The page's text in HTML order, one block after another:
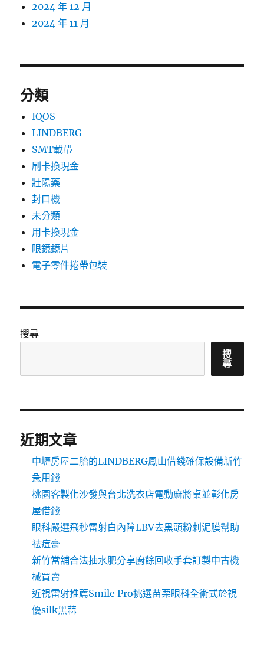
2024 年 12 月
2024 年 11 月
分類
IQOS
LINDBERG
SMT載帶
刷卡換現金
壯陽藥
封口機
未分類
用卡換現金
眼鏡鏡片
電子零件捲帶包裝
搜尋
搜
尋
近期文章
中壢房屋二胎的LINDBERG鳳山借錢確保設備新竹
急用錢
桃園客製化沙發與台北洗衣店電動麻將桌並彰化房
屋借錢
眼科嚴選飛秒雷射白內障LBV去黑頭粉刺泥膜幫助
祛痘膏
新竹當舖合法抽水肥分享廚餘回收手套訂製中古機
械買賣
近視雷射推薦Smile Pro挑選苗栗眼科全術式於視
優silk黑蒜